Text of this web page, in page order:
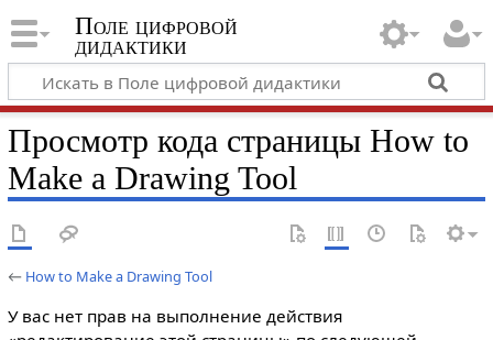
Поле цифровой
дидактики
Просмотр кода страницы How to
Make a Drawing Tool
← How to Make a Drawing Tool
У вас нет прав на выполнение действия